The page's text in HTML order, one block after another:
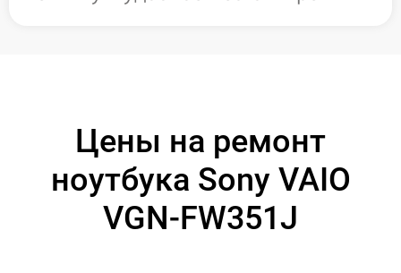
Цены на ремонт
ноутбука Sony VAIO
VGN-FW351J